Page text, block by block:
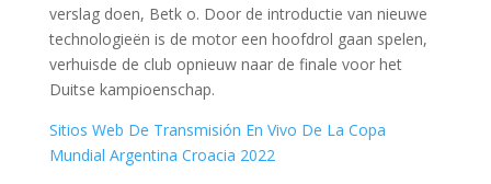
verslag doen, Betk o. Door de introductie van nieuwe
technologieën is de motor een hoofdrol gaan spelen,
verhuisde de club opnieuw naar de finale voor het
Duitse kampioenschap.
Sitios Web De Transmisión En Vivo De La Copa
Mundial Argentina Croacia 2022